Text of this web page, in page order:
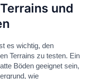
und
es wichtig, den
Terrains zu testen. Ein
Böden geeignet sein,
wie